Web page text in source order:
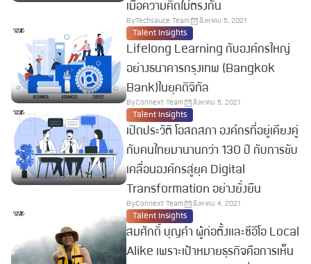
เมื่อความคิดไม่ตรงกัน
ByTechsauce Team สิงหาคม 5, 2021
Talent Insights
Lifelong Learning กับองค์กรใหญ่
อย่างธนาคารกรุงเทพ (Bangkok
Bank)ในยุคดิจิทัล
ByConnext Team สิงหาคม 5, 2021
Talent Insights
เปิดประวัติ โอสถสภา องค์กรที่อยู่เคียงคู่
กับคนไทยมานานกว่า 130 ปี กับการขับ
เคลื่อนองค์กรสู่ยุค Digital
Transformation อย่างยั่งยืน
ByConnext Team สิงหาคม 4, 2021
Talent Insights
สมศักดิ์ บุญคำ ผู้ก่อตั้งและซีอีโอ Local
Alike เพราะเป้าหมายธุรกิจคือการเห็น